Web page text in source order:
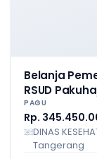
Belanja
RSUD
PAGU
Rp.
DINAS
Tangerang